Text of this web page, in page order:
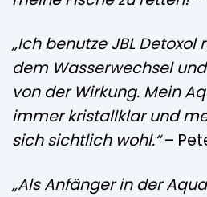
„Ich benutze JBL
dem Wasserwechsel
von der Wirkung. Mein
immer kristallklar und
sich sichtlich wohl.“–
„Als Anfänger in der